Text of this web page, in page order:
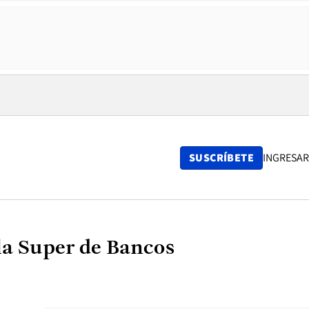
SUSCRÍBETE INGRESAR
Super de Bancos